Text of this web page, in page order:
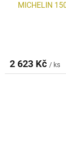
MICHELIN
2 623 Kč / ks